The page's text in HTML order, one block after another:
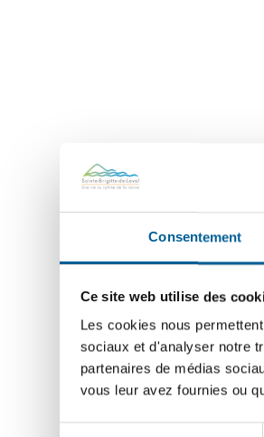
Consentement
Ce site web utilise des
Les cookies nous
sociaux et d'analyser notre
partenaires de médias
vous leur avez fournies ou